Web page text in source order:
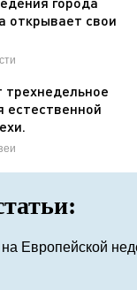
открывает свои
трехнедельное
естественной